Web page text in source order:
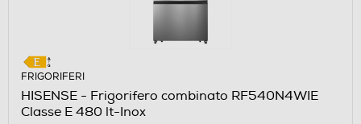
FRIGORIFERI
HISENSE - Frigorifero combinato RF540N4WIE
Classe E 480 lt-Inox